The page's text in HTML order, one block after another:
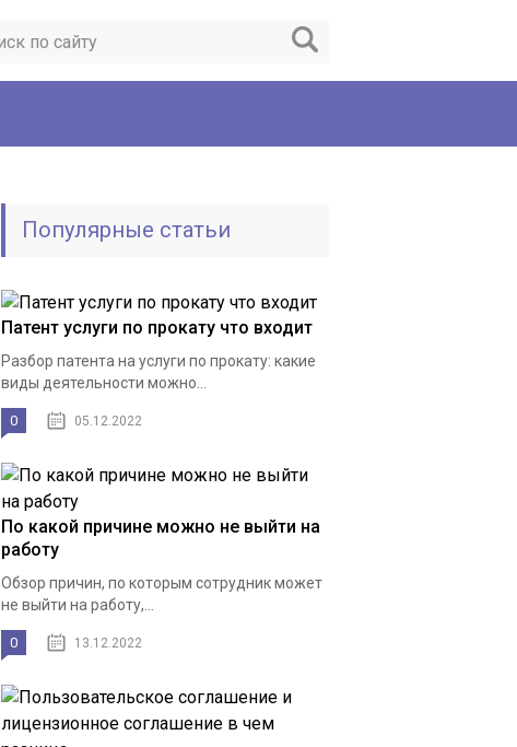
Популярные статьи
Патент услуги по прокату что входит
Разбор патента на услуги по прокату: какие
виды деятельности можно...
0 05.12.2022
По какой причине можно не выйти на
работу
Обзор причин, по которым сотрудник может
не выйти на работу,...
0 13.12.2022